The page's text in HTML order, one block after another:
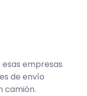
empresas
de envío
camión.